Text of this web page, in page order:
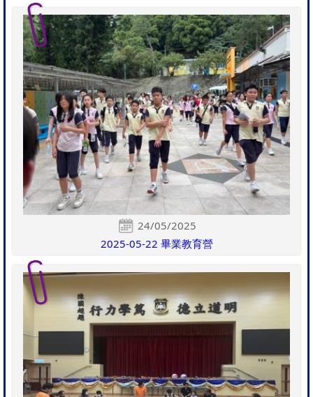
24/05/2025
2025-05-22 畢業教育營